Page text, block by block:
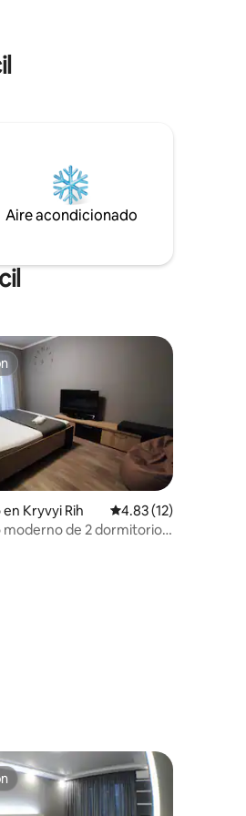
Aire acondicionado
de 5, 4 reseñas
Kryvyi Rih Calificación
4.83 (12)
de 2 dormitorios